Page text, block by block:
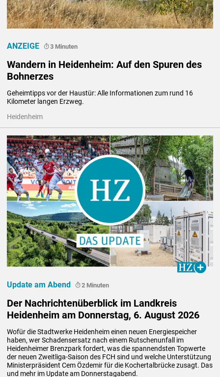
Wandern in Heidenheim: Auf den Spuren des
Bohnerzes
Geheimtipps vor der Haustür: Alle Informationen zum rund 16
Kilometer langen Erzweg.
Heidenheim
ANZEIGE 3 Minuten
Der Nachrichtenüberblick im Landkreis
Heidenheim am Donnerstag, 6. August 2026
Wofür die Stadtwerke Heidenheim einen neuen Energiespeicher
haben, wer Schadensersatz nach einem Rutschenunfall im
Heidenheimer Brenzpark fordert, was die spannendsten Topwerte
der neuen Zweitliga-Saison des FCH sind und welche Unterstützung
Ministerpräsident Cem Özdemir für die Kochertalbrücke zusagt. Das
und mehr im Update am Donnerstagabend.
Update am Abend 2 Minuten